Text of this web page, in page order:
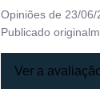
Opiniões de 23/06/
Publicado
Ver a